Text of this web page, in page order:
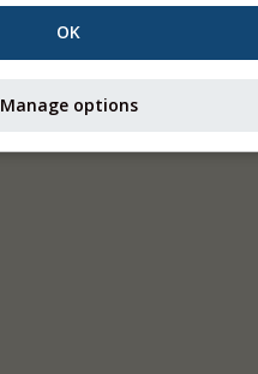
OK
Manage options